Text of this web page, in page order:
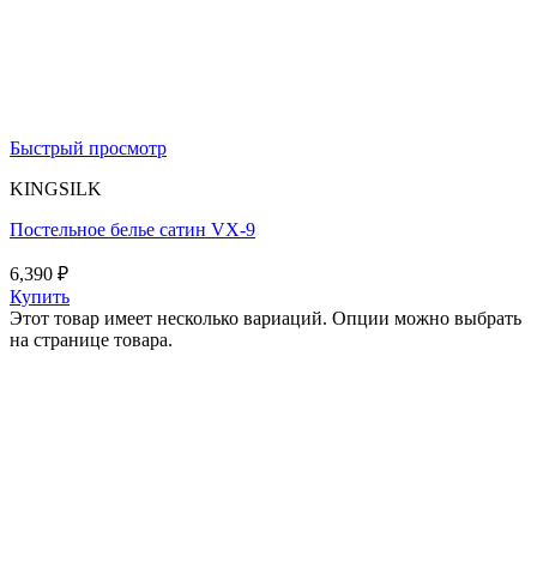
Быстрый просмотр
KINGSILK
Постельное белье сатин VX-9
6,390 ₽
Купить
Этот товар имеет несколько вариаций. Опции можно выбрать
на странице товара.